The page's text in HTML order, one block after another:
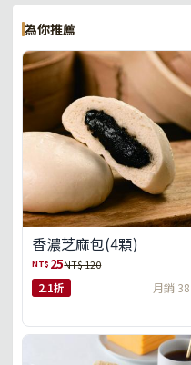
為你推薦
香濃芝麻包(4顆)
NT$ 25NT$ 120
2.1折 月銷 38